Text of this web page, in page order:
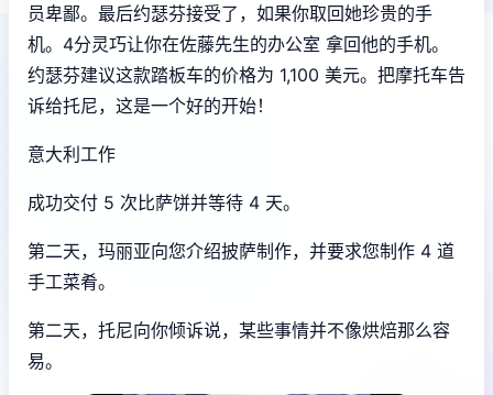
员卑鄙。最后约瑟芬接受了，如果你取回她珍贵的手
机。4分灵巧让你在佐藤先生的办公室 拿回他的手机。
约瑟芬建议这款踏板车的价格为 1,100 美元。把摩托车告
诉给托尼，这是一个好的开始！
意大利工作
成功交付 5 次比萨饼并等待 4 天。
第二天，玛丽亚向您介绍披萨制作，并要求您制作 4 道
手工菜肴。
第二天，托尼向你倾诉说，某些事情并不像烘焙那么容
易。